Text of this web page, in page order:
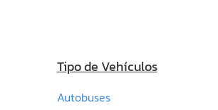
Tipo de Vehículos
Autobuses